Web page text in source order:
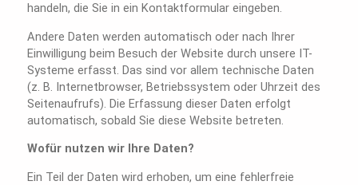
handeln, die Sie in ein Kontaktformular eingeben.
Andere Daten werden automatisch oder nach Ihrer
Einwilligung beim Besuch der Website durch unsere IT-
Systeme erfasst. Das sind vor allem technische Daten
(z. B. Internetbrowser, Betriebssystem oder Uhrzeit des
Seitenaufrufs). Die Erfassung dieser Daten erfolgt
automatisch, sobald Sie diese Website betreten.
Wofür nutzen wir Ihre Daten?
Ein Teil der Daten wird erhoben, um eine fehlerfreie